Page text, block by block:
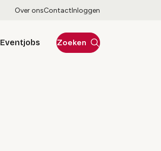
Over onsContactInloggen
Eventjobs Zoeken